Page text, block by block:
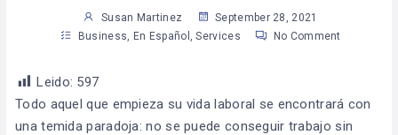
Susan Martinez
September 28, 2021
Business
En Español ,Services No Comment
Leido: 597
Todo aquel que empieza su vida laboral se encontrará con
una temida paradoja: no se puede conseguir trabajo sin